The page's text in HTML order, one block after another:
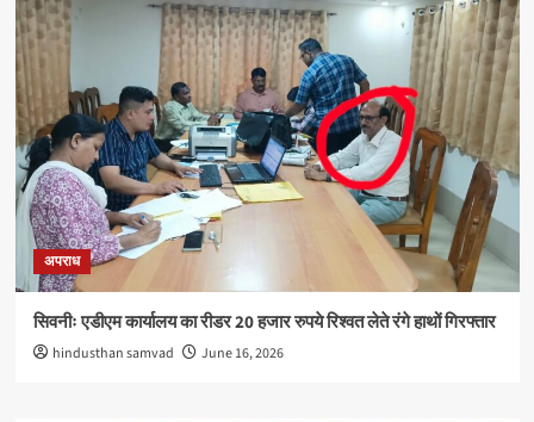
अपराध
सिवनीः एडीएम कार्यालय का रीडर 20 हजार रुपये रिश्वत लेते रंगे हाथों गिरफ्तार
hindusthan samvad June 16, 2026